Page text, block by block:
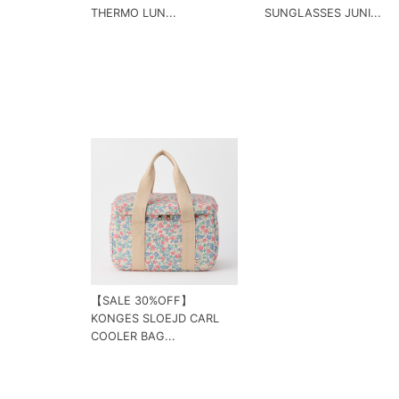
THERMO LUN...
SUNGLASSES JUNI...
【SALE 30%OFF】
KONGES SLOEJD CARL
COOLER BAG...